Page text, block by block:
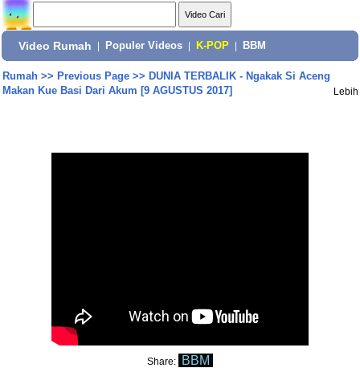
Video Rumah Populer Videos K-POP BBM
Rumah>> Previous Page>> DUNIA TERBALIK - Ngakak Si Aceng
Makan Kue Basi Dari Akum [9 AGUSTUS 2017]
Lebih
Share: BBM